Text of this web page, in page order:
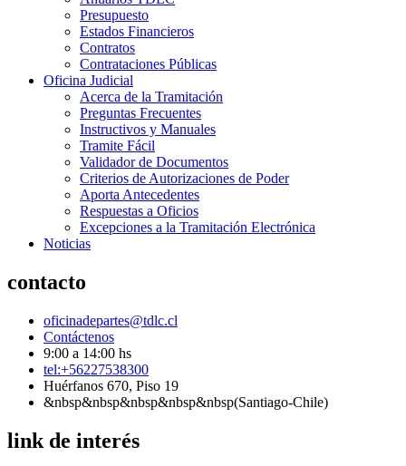
Presupuesto
Estados Financieros
Contratos
Contrataciones Públicas
Oficina Judicial
Acerca de la Tramitación
Preguntas Frecuentes
Instructivos y Manuales
Tramite Fácil
Validador de Documentos
Criterios de Autorizaciones de Poder
Aporta Antecedentes
Respuestas a Oficios
Excepciones a la Tramitación Electrónica
Noticias
contacto
oficinadepartes@tdlc.cl
Contáctenos
9:00 a 14:00 hs
tel:+56227538300
Huérfanos 670, Piso 19
&nbsp&nbsp&nbsp&nbsp&nbsp(Santiago-Chile)
link de interés